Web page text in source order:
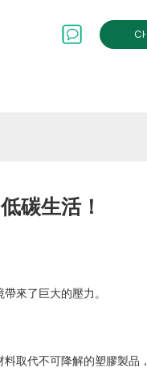
碳生活！
來了巨大的壓力。
取代不可降解的塑膠製品